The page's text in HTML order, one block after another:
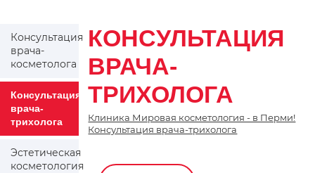
КОНСУЛЬТАЦИЯ
ВРАЧА-
ТРИХОЛОГА
Клиника Мировая косметология - в Перми!
Консультация врача-трихолога
Консультация
врача-
косметолога
Консультация
врача-
трихолога
Эстетическая
косметология